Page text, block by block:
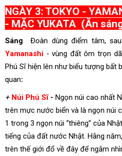
NGÀY 3: TOKYO -
- MẶC YUKATA (Ăn
Sáng Đoàn dùng điểm tâm,
Yamanashi - vùng đất ôm trọn
Phú Sĩ hiện lên như biểu tượng bất
quan:
+ Núi Phú Sĩ - Ngọn núi cao nhất
trên mực nước biển và là ngọn núi
1 trong 3 ngọn núi “thiêng” của
tiếng của đất nước Nhật. Hằng
trên thế giới đổ về đây để ngắm